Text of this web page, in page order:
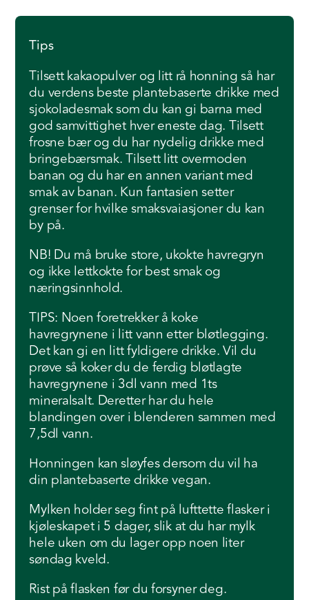
Tips
Tilsett kakaopulver og litt rå honning så har
du verdens beste plantebaserte drikke med
sjokoladesmak som du kan gi barna med
god samvittighet hver eneste dag. Tilsett
frosne bær og du har nydelig drikke med
bringebærsmak. Tilsett litt overmoden
banan og du har en annen variant med
smak av banan. Kun fantasien setter
grenser for hvilke smaksvaiasjoner du kan
by på.
NB! Du må bruke store, ukokte havregryn
og ikke lettkokte for best smak og
næringsinnhold.
TIPS: Noen foretrekker å koke
havregrynene i litt vann etter bløtlegging.
Det kan gi en litt fyldigere drikke. Vil du
prøve så koker du de ferdig bløtlagte
havregrynene i 3dl vann med 1ts
mineralsalt. Deretter har du hele
blandingen over i blenderen sammen med
7,5dl vann.
Honningen kan sløyfes dersom du vil ha
din plantebaserte drikke vegan.
Mylken holder seg fint på lufttette flasker i
kjøleskapet i 5 dager, slik at du har mylk
hele uken om du lager opp noen liter
søndag kveld.
Rist på flasken før du forsyner deg.